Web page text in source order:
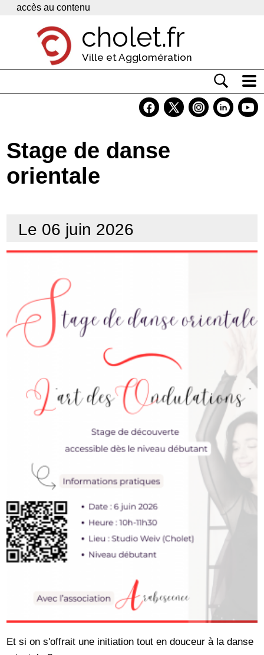
Panneau de gestion des cookies
accès au contenu
cholet.fr
Ville et Agglomération
Economie
Services
Stage de danse
orientale
Le 06 juin 2026
Et si on s'offrait une initiation tout en douceur à la danse